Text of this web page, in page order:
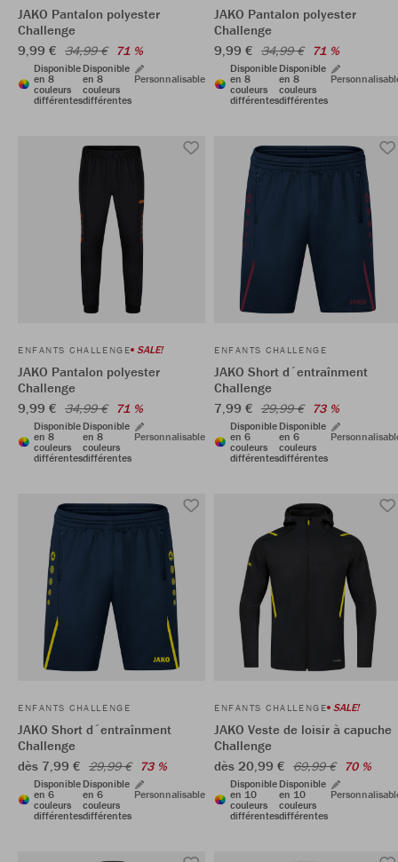
JAKO Pantalon polyester
Challenge
9,99 € 34,99 € 71 %
Disponible
en 8
couleurs
différentes
Disponible
en 8
couleurs
différentes
Personnalisable
JAKO Pantalon polyester
Challenge
9,99 € 34,99 € 71 %
Disponible
en 8
couleurs
différentes
Disponible
en 8
couleurs
différentes
ENFANTS CHALLENGE SALE!
JAKO Pantalon polyester
Challenge
9,99 € 34,99 € 71 %
Disponible
en 8
couleurs
différentes
Disponible
en 8
couleurs
différentes
Personnalisable
ENFANTS CHALLENGE
JAKO Short d´entraînment
Challenge
7,99 € 29,99 € 73 %
Disponible
en 6
couleurs
différentes
Disponible
en 6
couleurs
différentes
ENFANTS CHALLENGE
JAKO Short d´entraînment
Challenge
dès 7,99 € 29,99 € 73 %
Disponible
en 6
couleurs
différentes
Disponible
en 6
couleurs
différentes
Personnalisable
ENFANTS CHALLENGE SALE!
JAKO Veste de loisir à capuche
Challenge
dès 20,99 € 69,99 € 70 %
Disponible
en 10
couleurs
différentes
Disponible
en 10
couleurs
différentes